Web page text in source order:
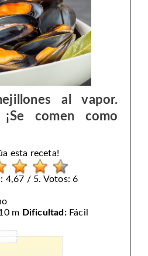
al vapor.
comen como
esta receta!
4,67 / 5. Votos: 6
m Dificultad:Fácil